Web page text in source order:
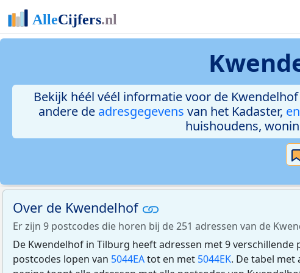
Bekijk héél véél informatie voor de
andere de adresgegevens van het Kadaster,
huishoudens,
Over de Kwendelhof
Er zijn 9 postcodes die horen bij de 251 adressen van de
De Kwendelhof in Tilburg heeft adressen met 9 verschillende
postcodes lopen van 5044EAtot en met 5044EK. De tabel met